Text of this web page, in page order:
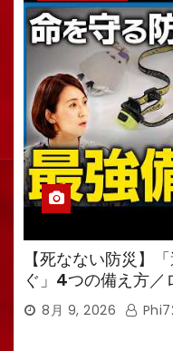
【死なない防災】
ぐ」4つの備え方／
強備蓄食は「羊羹
も無意味
8月 9, 2026